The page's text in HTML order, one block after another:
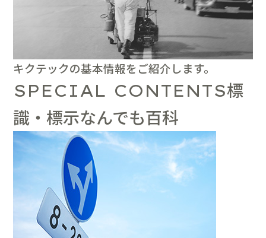
キクテックの基本情報をご紹介します。
SPECIAL CONTENTS標
識・標示なんでも百科